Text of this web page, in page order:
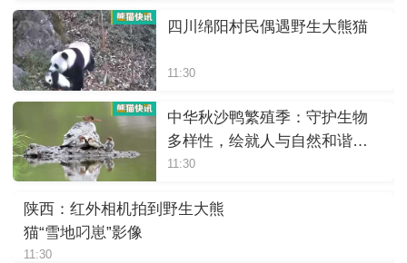
四川绵阳村民偶遇野生大熊猫
11:30
中华秋沙鸭繁殖季：守护生物
多样性，绘就人与自然和谐画
卷
11:30
陕西：红外相机拍到野生大熊
猫“雪地叼崽”影像
11:30